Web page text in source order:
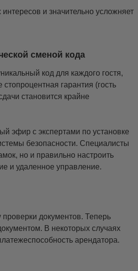
и значительно усложняет
сменой кода
код для каждого гостя,
гарантия (гость
становится крайне
эфир с экспертами по установке
безопасности. Специалисты
но и правильно настроить
и удаленное управление.
документов. Теперь
В некоторых случаях
арендатора.